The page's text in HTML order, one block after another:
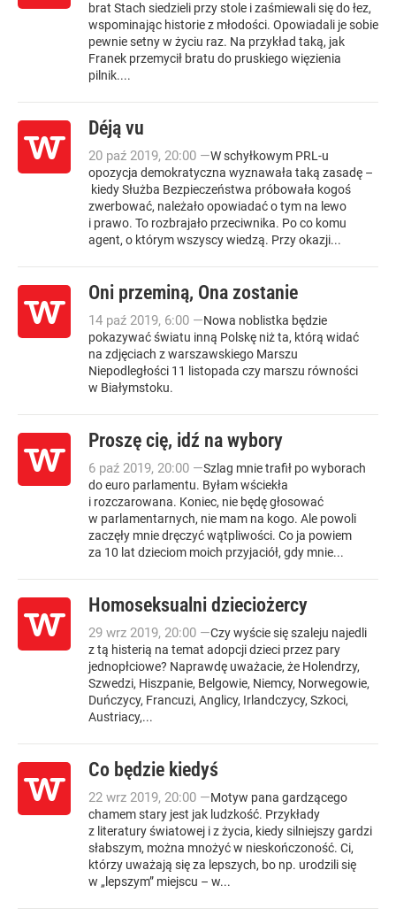
brat Stach siedzieli przy stole i zaśmiewali się do łez,
wspominając historie z młodości. Opowiadali je sobie
pewnie setny w życiu raz. Na przykład taką, jak
Franek przemycił bratu do pruskiego więzienia
pilnik....
Déją vu
20 paź 2019, 20:00 —W schyłkowym PRL-u
opozycja demokratyczna wyznawała taką zasadę –
kiedy Służba Bezpieczeństwa próbowała kogoś
zwerbować, należało opowiadać o tym na lewo
i prawo. To rozbrajało przeciwnika. Po co komu
agent, o którym wszyscy wiedzą. Przy okazji...
Oni przeminą, Ona zostanie
14 paź 2019, 6:00 —Nowa noblistka będzie
pokazywać światu inną Polskę niż ta, którą widać
na zdjęciach z warszawskiego Marszu
Niepodległości 11 listopada czy marszu równości
w Białymstoku.
Proszę cię, idź na wybory
6 paź 2019, 20:00 —Szlag mnie trafił po wyborach
do euro parlamentu. Byłam wściekła
i rozczarowana. Koniec, nie będę głosować
w parlamentarnych, nie mam na kogo. Ale powoli
zaczęły mnie dręczyć wątpliwości. Co ja powiem
za 10 lat dzieciom moich przyjaciół, gdy mnie...
Homoseksualni dzieciożercy
29 wrz 2019, 20:00 —Czy wyście się szaleju najedli
z tą histerią na temat adopcji dzieci przez pary
jednopłciowe? Naprawdę uważacie, że Holendrzy,
Szwedzi, Hiszpanie, Belgowie, Niemcy, Norwegowie,
Duńczycy, Francuzi, Anglicy, Irlandczycy, Szkoci,
Austriacy,...
Co będzie kiedyś
22 wrz 2019, 20:00 —Motyw pana gardzącego
chamem stary jest jak ludzkość. Przykłady
z literatury światowej i z życia, kiedy silniejszy gardzi
słabszym, można mnożyć w nieskończoność. Ci,
którzy uważają się za lepszych, bo np. urodzili się
w „lepszym” miejscu – w...